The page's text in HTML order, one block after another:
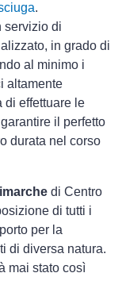
.
servizio di
in grado di
al minimo i
altamente
di effettuare le
il perfetto
durata nel corso
di Centro
di tutti i
per la
di diversa natura.
mai stato così